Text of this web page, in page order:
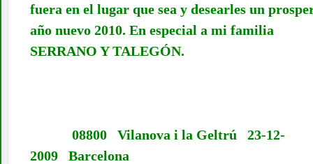
fuera en el lugar que sea y desearles un
año nuevo 2010. En especial a mi familia
SERRANO Y TALEGÓN.
08800 Vilanova i la Geltrú 23-12-
2009